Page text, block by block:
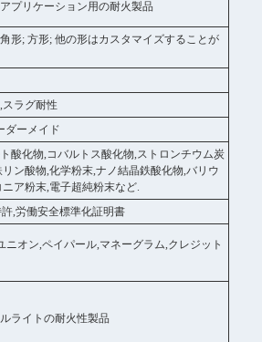
プリケーション用の耐火製品
形; 方形; 他の形はカスタマイズすることが
ラグ耐性
ダーメイド
酸化物,コバルトス酸化物,ストロンチウム炭
ン酸物,化学粉末,ナノ結晶鉄酸化物,バリウ
ア粉末,電子超純粉末など.
許,労働安全標準化証明書
ニオン,ペイパール,マネーグラム,クレジット
ライトの耐火性製品